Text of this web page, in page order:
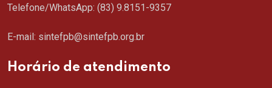
Telefone/WhatsApp: (83) 9.8151-9357
E-mail: sintefpb@sintefpb.org.br
Horário de atendimento